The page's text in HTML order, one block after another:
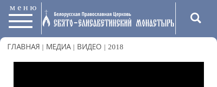
меню
ГЛАВНАЯ | МЕДИА | ВИДЕО | 2018